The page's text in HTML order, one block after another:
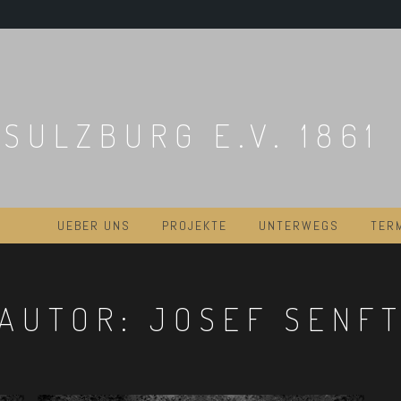
E.V. 1861
UEBER UNS PROJEKTE UNTERWEGS
JOSEF SENFT